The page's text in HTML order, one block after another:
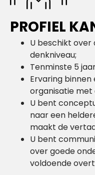
PROFIEL
U beschikt
denkniveau;
Tenminste 5
Ervaring binnen
organisatie met
U bent
naar een
maakt de
U bent
over goede
voldoende